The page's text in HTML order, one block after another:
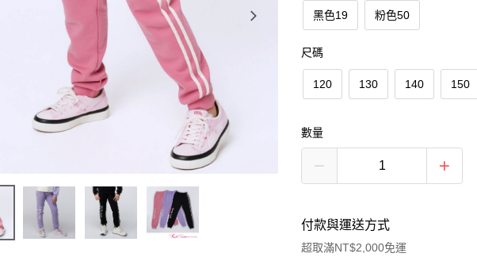
黑色19 粉色50
尺碼
120 130 140 150
數量
付款與運送方式
超取滿NT$2,000免運